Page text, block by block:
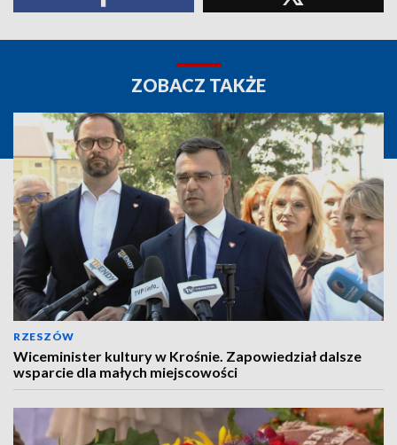
ZOBACZ TAKŻE
RZESZÓW
Wiceminister kultury w Krośnie. Zapowiedział dalsze
wsparcie dla małych miejscowości